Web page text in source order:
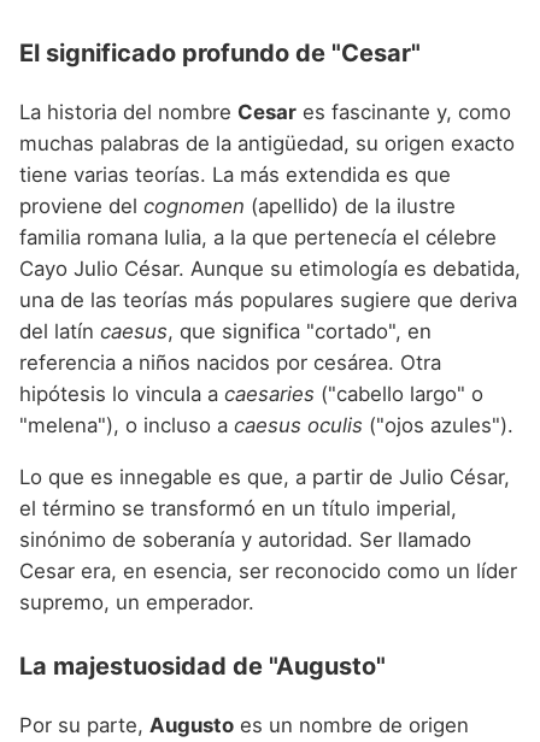
Nombres de niño que empiezan por W
Nombres de niño que empiezan por X
Nombres de niño que empiezan por Y
Nombres de niño que empiezan por Z
El significado profundo de "Cesar"
La historia del nombre Cesar es fascinante y, como
muchas palabras de la antigüedad, su origen exacto
tiene varias teorías. La más extendida es que
proviene del cognomen (apellido) de la ilustre
familia romana Iulia, a la que pertenecía el célebre
Cayo Julio César. Aunque su etimología es debatida,
una de las teorías más populares sugiere que deriva
del latín caesus, que significa "cortado", en
referencia a niños nacidos por cesárea. Otra
hipótesis lo vincula a caesaries ("cabello largo" o
"melena"), o incluso a caesus oculis ("ojos azules").
Lo que es innegable es que, a partir de Julio César,
el término se transformó en un título imperial,
sinónimo de soberanía y autoridad. Ser llamado
Cesar era, en esencia, ser reconocido como un líder
supremo, un emperador.
La majestuosidad de "Augusto"
Por su parte, Augusto es un nombre de origen